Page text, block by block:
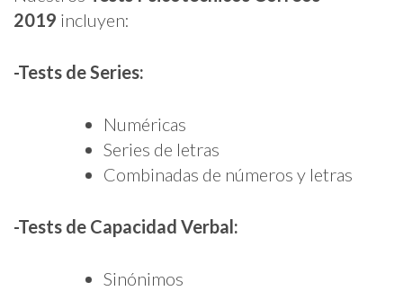
2019 incluyen:
-Tests de Series:
Numéricas
Series de letras
Combinadas de números y letras
-Tests de Capacidad Verbal:
Sinónimos